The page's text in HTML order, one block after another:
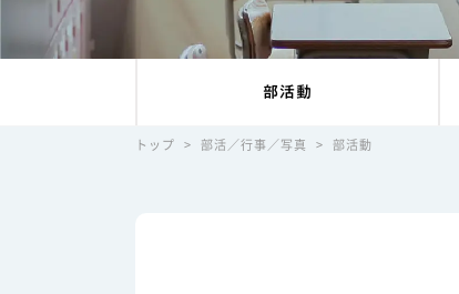
部活動
トップ > 部活／行事／写真 > 部活動